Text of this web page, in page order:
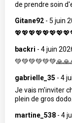
de prendre soin
Gitane92 - 5 juin
backri - 4 juin
gabrielle_35 - 4
Je vais m'inviter
plein de gros
martine_538 - 4